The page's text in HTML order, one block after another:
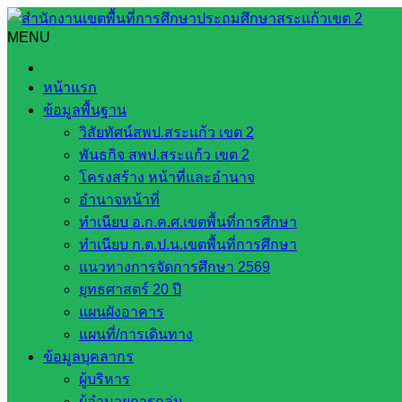
Skip
to
content
MENU
หน้าแรก
ข้อมูลพื้นฐาน
วิสัยทัศน์สพป.สระแก้ว เขต 2
พันธกิจ สพป.สระแก้ว เขต 2
โครงสร้าง หน้าที่และอำนาจ
อำนาจหน้าที่
ทำเนียบ อ.ก.ค.ศ.เขตพื้นที่การศึกษา
ทำเนียบ ก.ต.ป.น.เขตพื้นที่การศึกษา
แนวทางการจัดการศึกษา 2569
ยุทธศาสตร์ 20 ปี
แผนผังอาคาร
แผนที่/การเดินทาง
ข้อมูลบุคลากร
ผู้บริหาร
Search
กิจกรรมวันแม่แห่งชาติ ประจำปี 2565
กิจกรรมวันแม่แห่งชาติ ประจำปี 2565
สิงหาคม 11, 2022 สิงหาคม 11, 2022
11 สิงหาคม 2565 โรงเรียนบ้านคลองยางประชาสรรค์ จัดกิจกรร
เพื่อส่งเสริมให้ลูกได้ระลึกถึงพระคุณ และแสดงความรักความ
ซึ่งเป็นผู้มีพระคุณอย่างสูง